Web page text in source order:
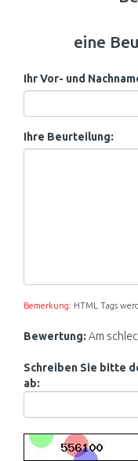
eine
Ihr Vor- und
Ihre Beurteilung:
Bemerkung: HTML Tags
Bewertung: Am
Schreiben Sie bitte
ab: